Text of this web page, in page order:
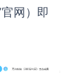
网）即